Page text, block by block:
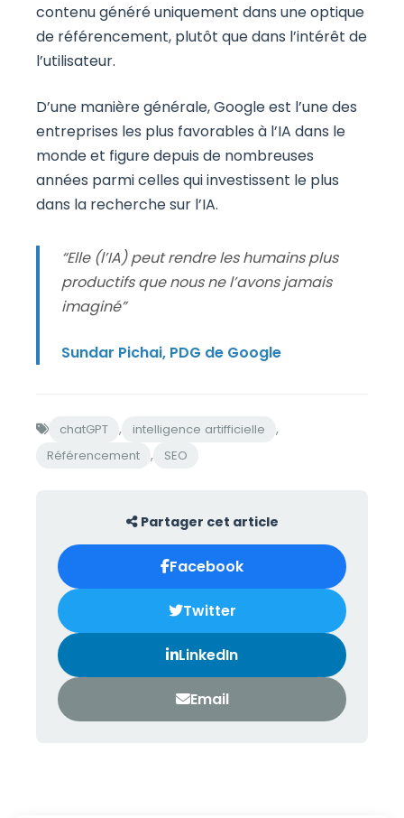
contenu généré uniquement dans une optique
de référencement, plutôt que dans l’intérêt de
l’utilisateur.
D’une manière générale, Google est l’une des
entreprises les plus favorables à l’IA dans le
monde et figure depuis de nombreuses
années parmi celles qui investissent le plus
dans la recherche sur l’IA.
“Elle (l’IA) peut rendre les humains plus
productifs que nous ne l’avons jamais
imaginé”
Sundar Pichai, PDG de Google
chatGPT , intelligence artifficielle ,
Référencement , SEO
Partager cet article
Facebook
Twitter
LinkedIn
Email